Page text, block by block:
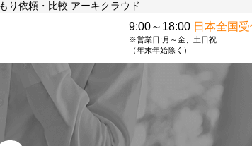
り依頼・比較 アーキクラウド
9:00～18:00 日本全国
※営業日:月～金、土日祝
（年末年始除く）